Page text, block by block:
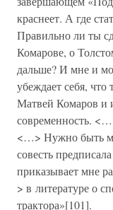
краснеет. А где
Правильно ли ты
Комарове, о
дальше? И мне и
убеждает себя, что
Матвей Комаров и
современность.
<…> Нужно быть
совесть
приказывает мне
> в литературе о
трактора»[101].